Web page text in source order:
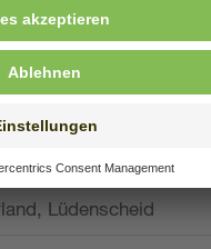
Düsseldorf
Lüdenscheid